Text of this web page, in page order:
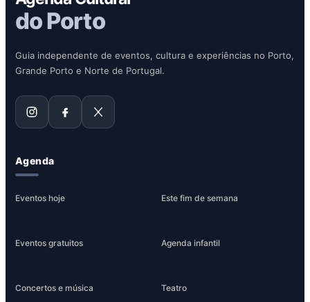
do Porto
Guia independente de eventos, cultura e experiências no Porto,
Grande Porto e Norte de Portugal.
Agenda
Eventos hoje Este fim de semana
Eventos gratuitos Agenda infantil
Concertos e música Teatro